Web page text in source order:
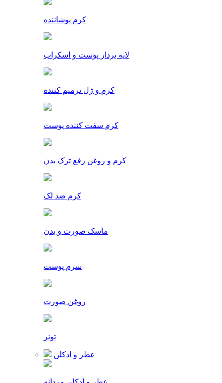
کرم پوشاننده
لایه بردار پوست و اسکراب
کرم و ژل ترمیم کننده
کرم سفت کننده پوست
کرم و روغن رفع ترک بدن
کرم ضد لک
ماسک صورت و بدن
سرم پوست
روغن صورت
تونر
عطر و ادکلن